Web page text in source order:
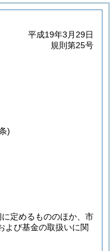
平成19年3月29日
規則第25号
)
定めるもののほか、市
よび基金の取扱いに関